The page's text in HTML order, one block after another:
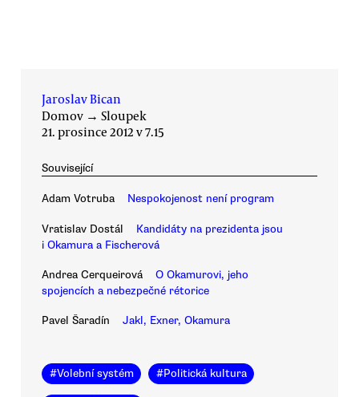
Jaroslav Bican
Domov → Sloupek
21. prosince 2012 v 7.15
Související
Adam Votruba Nespokojenost není program
Vratislav Dostál
Kandidáty na prezidenta jsou
i Okamura a Fischerová
Andrea Cerqueirová
O Okamurovi, jeho
spojencích a nebezpečné rétorice
Pavel Šaradín Jakl, Exner, Okamura
#Volební systém #Politická kultura